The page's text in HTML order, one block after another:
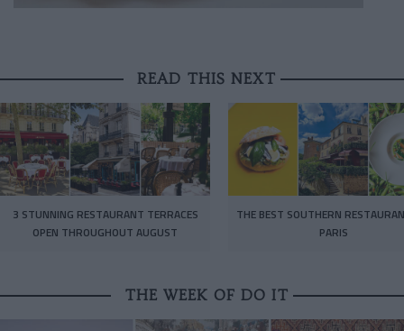
READ THIS NEXT
3 STUNNING RESTAURANT TERRACES
OPEN THROUGHOUT AUGUST
THE BEST SOUTHERN
PARIS
THE WEEK OF DO IT